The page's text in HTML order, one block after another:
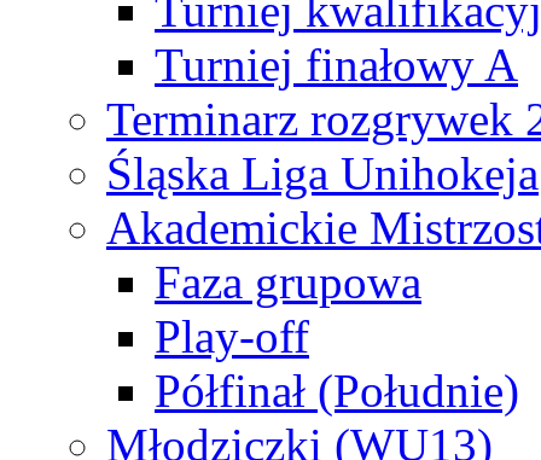
Turniej finałowy A
Terminarz rozgrywek
Śląska Liga Unihokeja
Akademickie
Faza grupowa
Play-off
Półfinał (Południe)
Młodziczki (WU13)